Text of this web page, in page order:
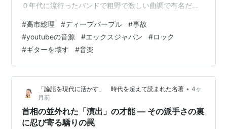
０年代に流行ったバンドで粗野で激しい曲調で有名だっ
キ何だい？ また私たちが学生だった頃、並んでいたファ
ンが将棋倒しに潰れた事故が有って、コンサート中止に
なったこともありました。 おかげで私もチケットを払い
戻しました。 スタジオ録音で作ったアルバムは無茶苦茶
面白くない。 ところがyoutubeの音源となると、俄然迫
力が違ってくる。 また、有名…
#高市総理 #ディープパープル #事故
#youtubeの音源 #エックスジャパン #ロック
#ギターを壊す #音楽
「論語を現代に活かす」 時代を超えて読まれた名著 • 4ヶ
月前
首相の並外れた「演出」の才能 — その派手さの裏
に忍び寄る驕りの罠